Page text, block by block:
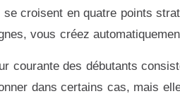
se croisent en quatre points
vous créez
courante des débutants
dans certains cas, mais